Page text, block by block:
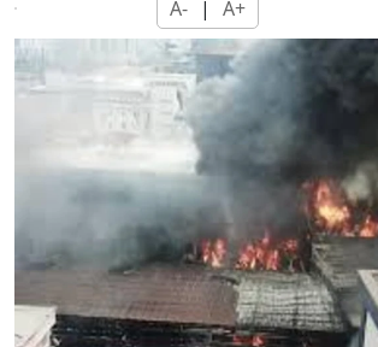
A- | A+